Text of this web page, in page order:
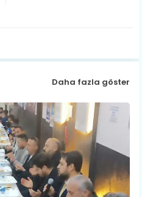
p
Daha fazla göster